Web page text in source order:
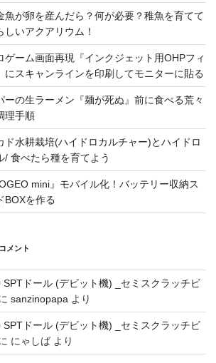
魚が卵を産んだら？何が必要？稚魚を育てて
しいアクアリウム！
ゲーム画面再現『インクジェット用OHPフィ
にスキャンラインを印刷してモニターに貼る
ーの生ラーメン『麺が死ぬ』前に食べる荒々
理手順
ド水耕栽培(ハイドロカルチャー)とハイドロ
/ 食べたら種を育てよう
mini』モバイル化！バッテリー収納ス
BOXを作る
メント
SPTドール (デビット機) _セミスクラッチビ
sanzinopapa より
SPTドール (デビット機) _セミスクラッチビ
にゃしばより